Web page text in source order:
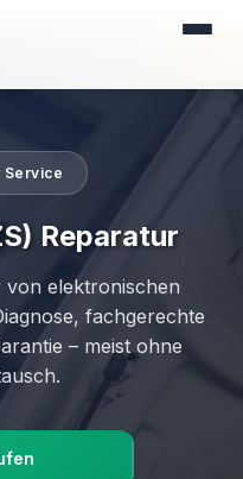
IHR
Service
Reparatur
elektronischen
fachgerechte
– meist ohne